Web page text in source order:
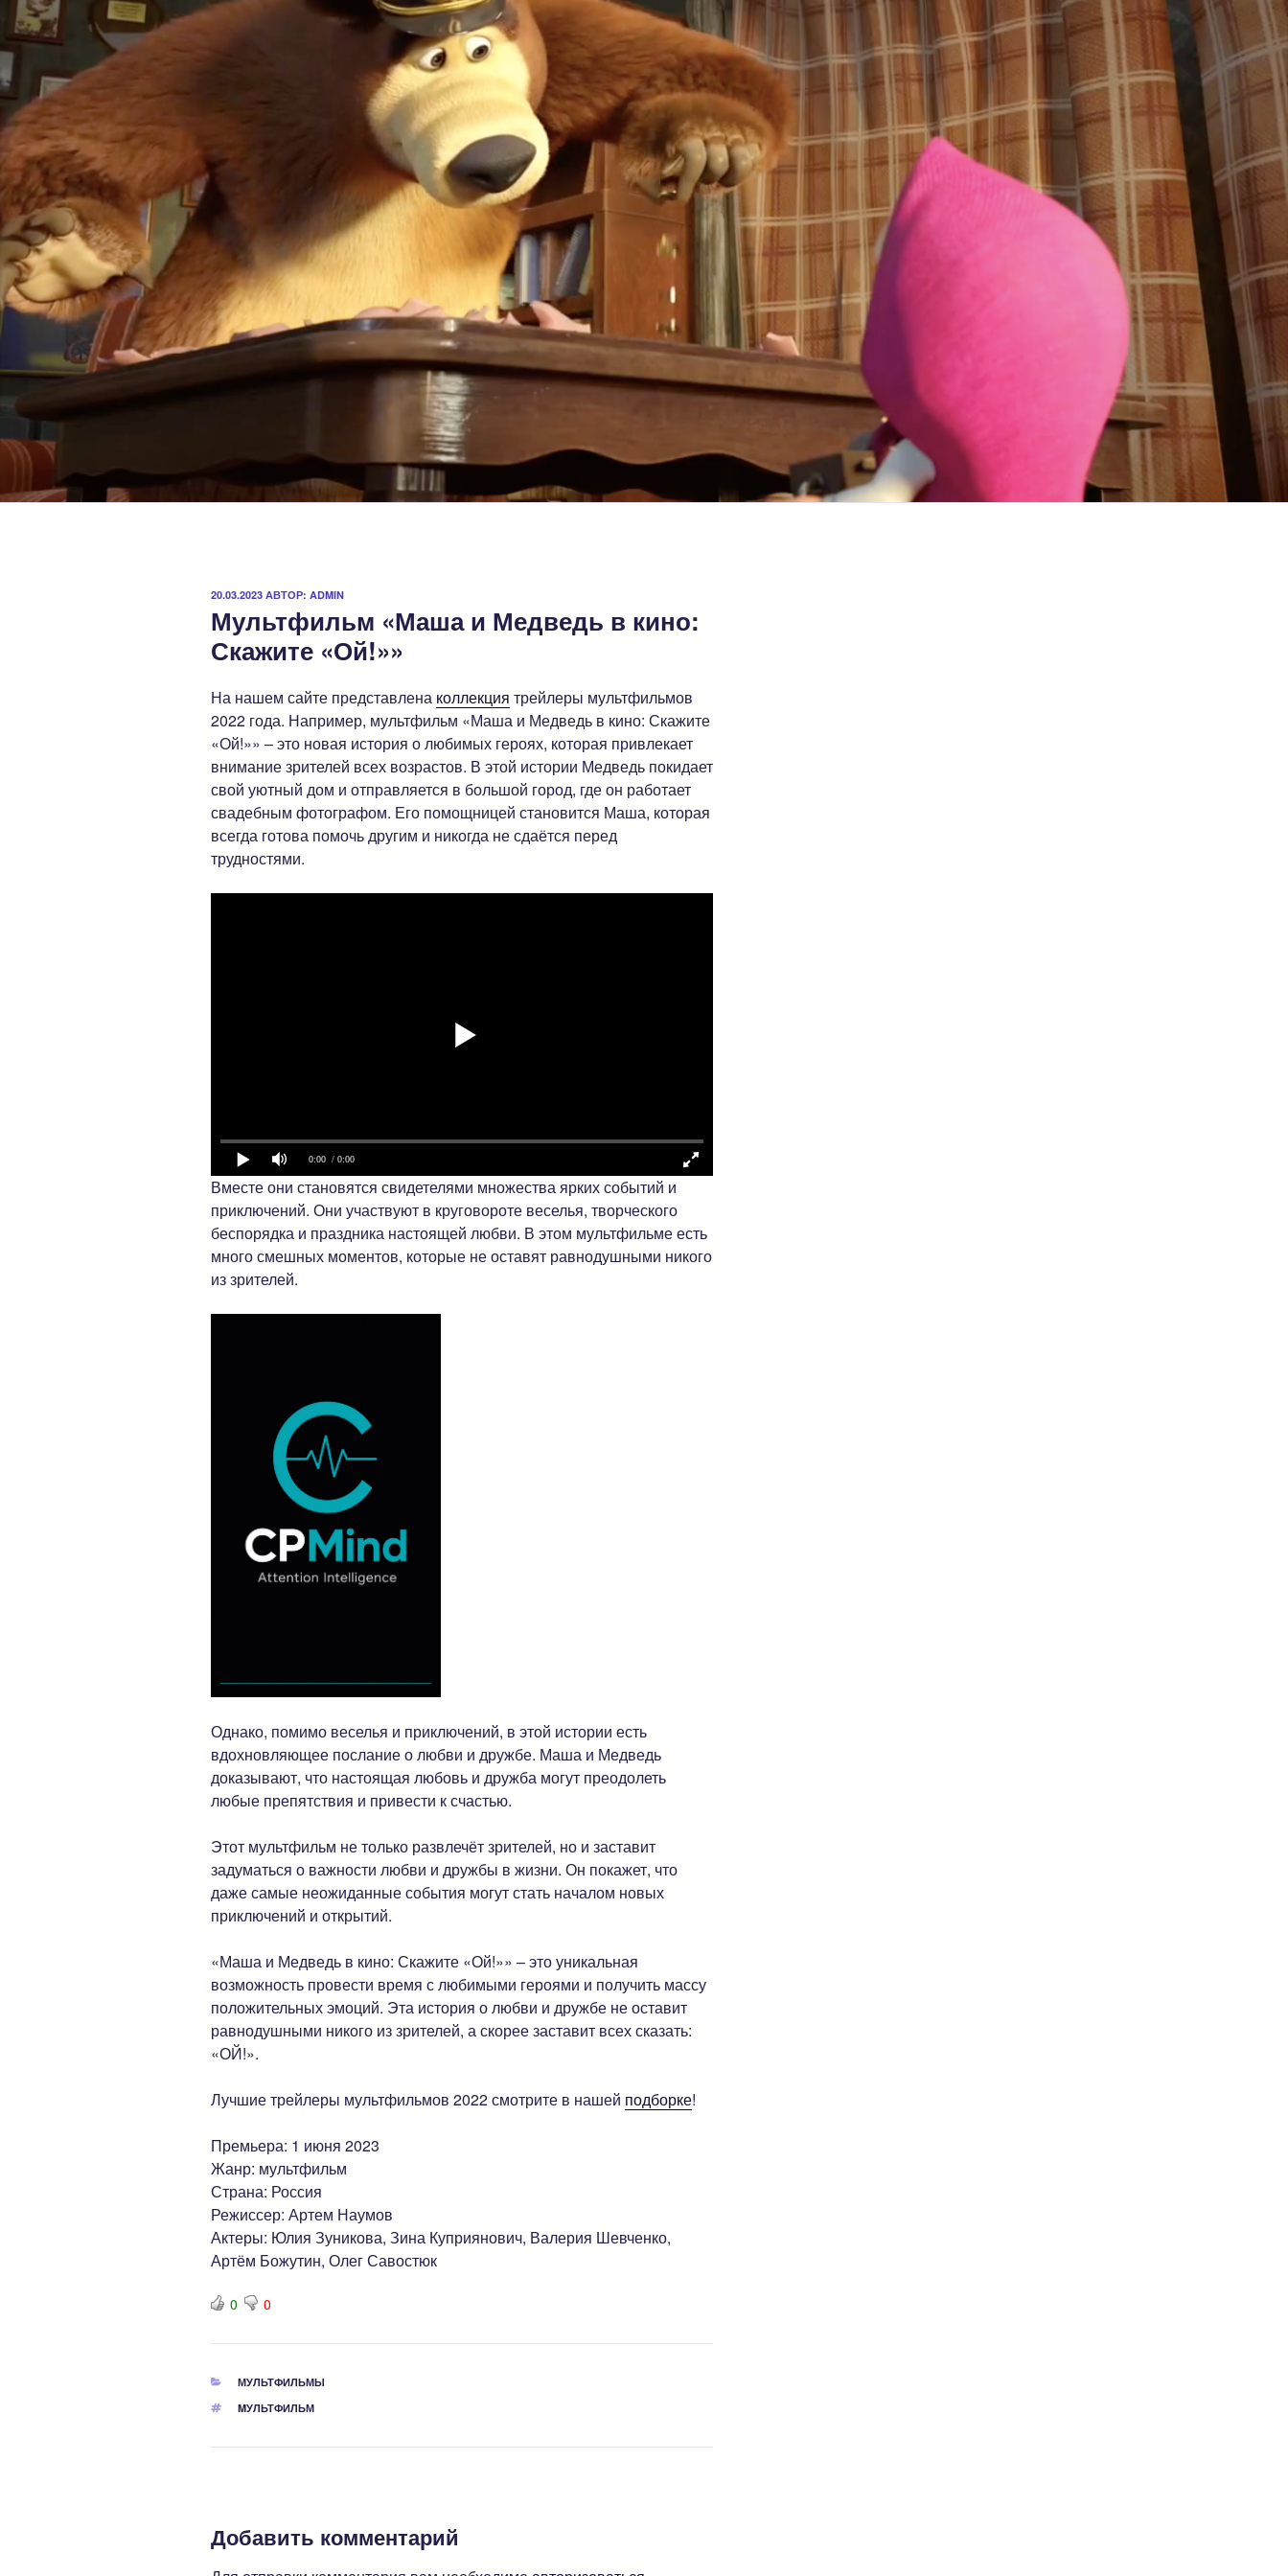
ОПУБЛИКОВАНО
20.03.2023 АВТОР: ADMIN
Мультфильм «Маша и Медведь в кино:
Скажите «Ой!»»
На нашем сайте представлена коллекция трейлеры мультфильмов
2022 года. Например, мультфильм «Маша и Медведь в кино: Скажите
«Ой!»» – это новая история о любимых героях, которая привлекает
внимание зрителей всех возрастов. В этой истории Медведь покидает
свой уютный дом и отправляется в большой город, где он работает
свадебным фотографом. Его помощницей становится Маша, которая
всегда готова помочь другим и никогда не сдаётся перед
трудностями.
0:00 / 0:00
Вместе они становятся свидетелями множества ярких событий и
приключений. Они участвуют в круговороте веселья, творческого
беспорядка и праздника настоящей любви. В этом мультфильме есть
много смешных моментов, которые не оставят равнодушными никого
из зрителей.
Однако, помимо веселья и приключений, в этой истории есть
вдохновляющее послание о любви и дружбе. Маша и Медведь
доказывают, что настоящая любовь и дружба могут преодолеть
любые препятствия и привести к счастью.
Этот мультфильм не только развлечёт зрителей, но и заставит
задуматься о важности любви и дружбы в жизни. Он покажет, что
даже самые неожиданные события могут стать началом новых
приключений и открытий.
«Маша и Медведь в кино: Скажите «Ой!»» – это уникальная
возможность провести время с любимыми героями и получить массу
положительных эмоций. Эта история о любви и дружбе не оставит
равнодушными никого из зрителей, а скорее заставит всех сказать:
«ОЙ!».
Лучшие трейлеры мультфильмов 2022 смотрите в нашей подборке!
Премьера: 1 июня 2023
Жанр: мультфильм
Страна: Россия
Режиссер: Артем Наумов
Актеры: Юлия Зуникова, Зина Куприянович, Валерия Шевченко,
Артём Божутин, Олег Савостюк
0 0
РУБРИКИ
МУЛЬТФИЛЬМЫ
МЕТКИ
MУЛЬТФИЛЬМ
Добавить комментарий